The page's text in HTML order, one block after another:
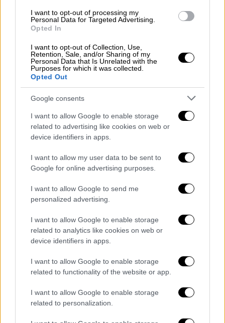
I want to opt-out of processing my
Personal Data for Targeted Advertising.
Opted In
I want to opt-out of Collection, Use,
Retention, Sale, and/or Sharing of my
Personal Data that Is Unrelated with the
Purposes for which it was collected.
Opted Out
Google consents
I want to allow Google to enable storage
related to advertising like cookies on web or
device identifiers in apps.
I want to allow my user data to be sent to
Google for online advertising purposes.
I want to allow Google to send me
personalized advertising.
I want to allow Google to enable storage
related to analytics like cookies on web or
device identifiers in apps.
I want to allow Google to enable storage
related to functionality of the website or app.
I want to allow Google to enable storage
related to personalization.
πόλης» αναφέρει η Λίνα Μενδώνη
Food & Drink|18.02.2026 06:24
Θεσσαλονίκη στο Πιάτο by UNESCO: H
μεγάλη γιορτή της μακεδονικής
κουζίνας συνεχίζεται στα εστιατόρια
Από τις 13 έως τις 28 Φεβρουαρίου 2026,
foodies και καλοφαγάδες απολαμβάνουν το
εκπληκτικό μωσαϊκό γεύσεων της
Μακεδονίας σε 27 ξεχωριστά,